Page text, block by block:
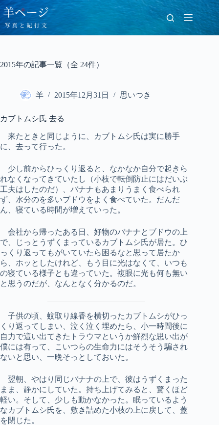
コ
ン
テ
ン
ス
2015年の記事一覧（全 24件）
羊 2015年12月31日 思いつき
カブトムシ氏 去る
来たときと同じように、カブトムシ氏は実に勝手
に、去って行った。
少し前からひっくり返ると、なかなか自分で起きら
れなくなってきていたし（小枝で転倒防止にはだいぶ
工夫はしたのだ）、バナナもあまりうまく食べられ
ず、水分のを多いブドウをよく食べていた。だんだ
ん、寝ている時間が増えていった。
会社から帰ったある日、好物のバナナとブドウの上
で、じっとうずくまっているカブトムシ氏が居た。ひ
っくり返ってもがいていたら困るなと思って居たか
ら、ホッとしたけれど、もう目に光はなくて、いつも
の寝ている様子とも違っていた。複眼に光も何も無い
と思うのだが、なんとなく分かるのだ。
子供の頃、蚊取り線香を横切ったカブトムシがひっ
くり返ってしまい、泣く泣く埋めたら、小一時間後に
自力で這い出てきたトラウマというか鮮烈な思い出が
僕には有って、こいつらの生命力にはそうそう騙され
ないと思い、一晩そっとしておいた。
翌朝、やはり同じバナナの上で、彼はうずくまった
まま、静かにしていた。持ち上げてみると、驚くほど
軽い。そして、少しも動かなかった。眠っているよう
なカブトムシ氏を、敷き詰めた小枝の上に戻して、蓋
を閉じた。